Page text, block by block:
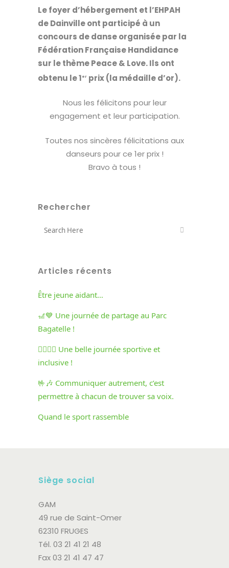
Le foyer d’hébergement et l’EHPAH
de Dainville ont participé à un
concours de danse organisée par la
Fédération Française Handidance
sur le thème Peace & Love. Ils ont
obtenu le 1er prix (la médaille d’or).
Nous les félicitons pour leur
engagement et leur participation.
Toutes nos sincères félicitations aux
danseurs pour ce 1er prix !
Bravo à tous !
Rechercher
Articles récents
Être jeune aidant…
🎢💙 Une journée de partage au Parc
Bagatelle !
🏃‍♀️🏃‍♂️ Une belle journée sportive et
inclusive !
🤟🎶 Communiquer autrement, c’est
permettre à chacun de trouver sa voix.
Quand le sport rassemble
Siège social
GAM
49 rue de Saint-Omer
62310 FRUGES
Tél. 03 21 41 21 48
Fax 03 21 41 47 47